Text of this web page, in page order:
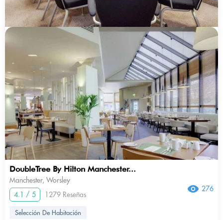
DoubleTree By Hilton Manchester...
Manchester, Worsley
4.1 / 5
1279 Reseñas
276
Selección De Habitación